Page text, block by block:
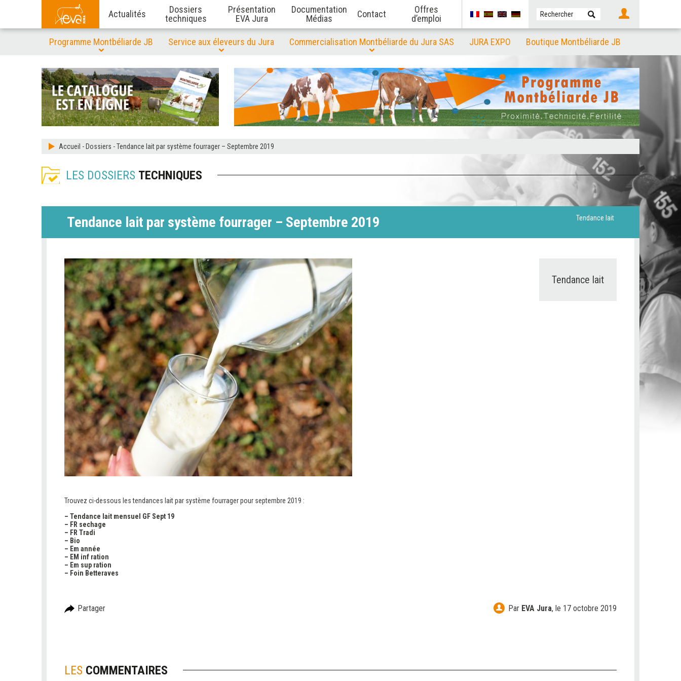
Actualités
Dossiers
techniques
Présentation
EVA Jura
Documentation
Médias
Contact
Offres
d’emploi
Programme Montbéliarde JB Service aux éleveurs du Jura Commercialisation Montbéliarde du Jura SAS JURA EXPO Boutique Montbéliarde JB
Accueil - Dossiers -Tendance lait par système fourrager – Septembre 2019
LES DOSSIERS TECHNIQUES
Tendance lait par système fourrager – Septembre 2019 Tendance lait
Tendance lait
Trouvez ci-dessous les tendances lait par système fourrager pour septembre 2019 :
– Tendance lait mensuel GF Sept 19
– FR sechage
– FR Tradi
– Bio
– Em année
– EM inf ration
– Em sup ration
– Foin Betteraves
Partager Par EVA Jura, le 17 octobre 2019
LES COMMENTAIRES